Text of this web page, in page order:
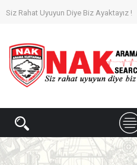
Siz Rahat Uyuyun Diye Biz Ayaktayız !